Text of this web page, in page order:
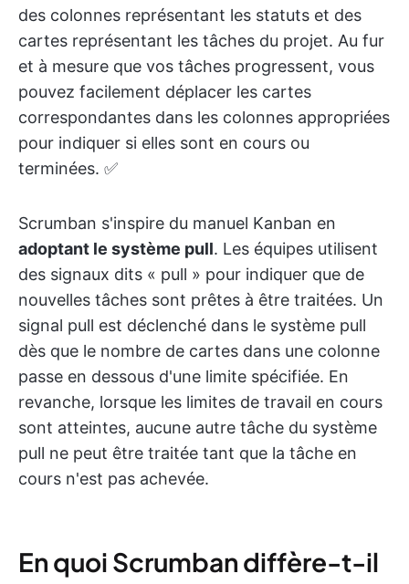
des colonnes représentant les statuts et des
cartes représentant les tâches du projet. Au fur
et à mesure que vos tâches progressent, vous
pouvez facilement déplacer les cartes
correspondantes dans les colonnes appropriées
pour indiquer si elles sont en cours ou
terminées. ✅
Scrumban s'inspire du manuel Kanban en
adoptant le système pull. Les équipes utilisent
des signaux dits « pull » pour indiquer que de
nouvelles tâches sont prêtes à être traitées. Un
signal pull est déclenché dans le système pull
dès que le nombre de cartes dans une colonne
passe en dessous d'une limite spécifiée. En
revanche, lorsque les limites de travail en cours
sont atteintes, aucune autre tâche du système
pull ne peut être traitée tant que la tâche en
cours n'est pas achevée.
En quoi Scrumban diffère-t-il